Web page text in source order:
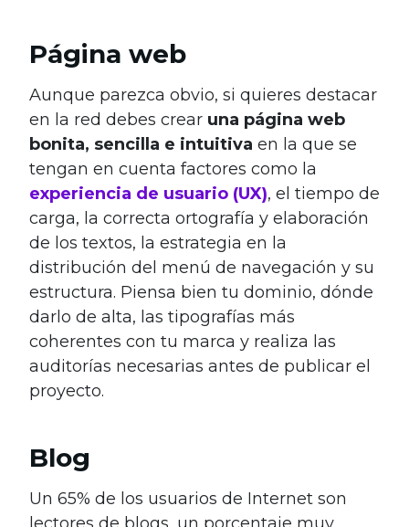
Página web
Aunque parezca obvio, si quieres destacar
en la red debes crear una página web
bonita, sencilla e intuitiva en la que se
tengan en cuenta factores como la
experiencia de usuario (UX), el tiempo de
carga, la correcta ortografía y elaboración
de los textos, la estrategia en la
distribución del menú de navegación y su
estructura. Piensa bien tu dominio, dónde
darlo de alta, las tipografías más
coherentes con tu marca y realiza las
auditorías necesarias antes de publicar el
proyecto.
Blog
Un 65% de los usuarios de Internet son